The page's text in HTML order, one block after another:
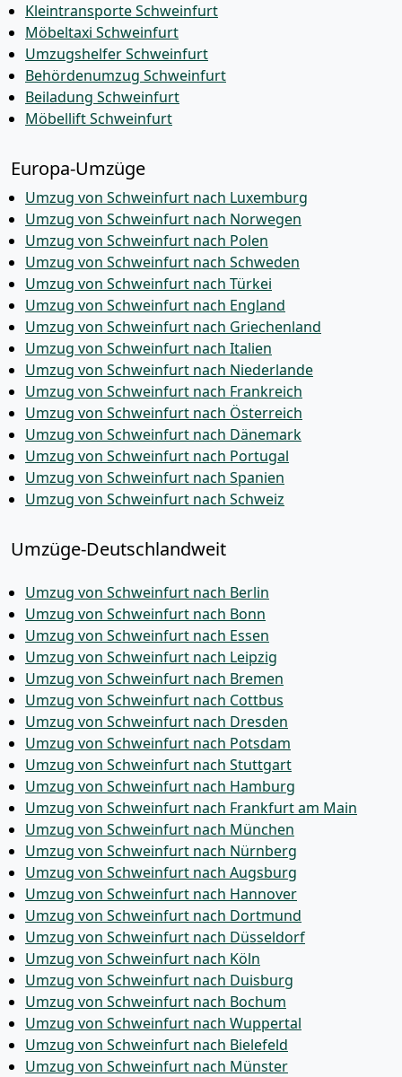
Kleintransporte Schweinfurt
Möbeltaxi Schweinfurt
Umzugshelfer Schweinfurt
Behördenumzug Schweinfurt
Beiladung Schweinfurt
Möbellift Schweinfurt
Europa-Umzüge
Umzug von Schweinfurt nach Luxemburg
Umzug von Schweinfurt nach Norwegen
Umzug von Schweinfurt nach Polen
Umzug von Schweinfurt nach Schweden
Umzug von Schweinfurt nach Türkei
Umzug von Schweinfurt nach England
Umzug von Schweinfurt nach Griechenland
Umzug von Schweinfurt nach Italien
Umzug von Schweinfurt nach Niederlande
Umzug von Schweinfurt nach Frankreich
Umzug von Schweinfurt nach Österreich
Umzug von Schweinfurt nach Dänemark
Umzug von Schweinfurt nach Portugal
Umzug von Schweinfurt nach Spanien
Umzug von Schweinfurt nach Schweiz
Umzüge-Deutschlandweit
Umzug von Schweinfurt nach Berlin
Umzug von Schweinfurt nach Bonn
Umzug von Schweinfurt nach Essen
Umzug von Schweinfurt nach Leipzig
Umzug von Schweinfurt nach Bremen
Umzug von Schweinfurt nach Cottbus
Umzug von Schweinfurt nach Dresden
Umzug von Schweinfurt nach Potsdam
Umzug von Schweinfurt nach Stuttgart
Umzug von Schweinfurt nach Hamburg
Umzug von Schweinfurt nach Frankfurt am Main
Umzug von Schweinfurt nach München
Umzug von Schweinfurt nach Nürnberg
Umzug von Schweinfurt nach Augsburg
Umzug von Schweinfurt nach Hannover
Umzug von Schweinfurt nach Dortmund
Umzug von Schweinfurt nach Düsseldorf
Umzug von Schweinfurt nach Köln
Umzug von Schweinfurt nach Duisburg
Umzug von Schweinfurt nach Bochum
Umzug von Schweinfurt nach Wuppertal
Umzug von Schweinfurt nach Bielefeld
Umzug von Schweinfurt nach Münster